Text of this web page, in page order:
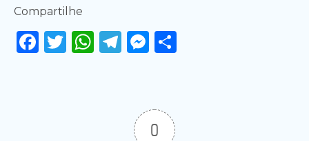
Compartilhe
Facebook
Twitter
WhatsApp
Telegram
Messenger
0